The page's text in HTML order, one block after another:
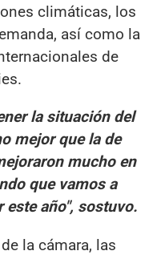
climáticas, los
así como la
de
la situación del
mejor que la de
mucho en
que vamos a
año", sostuvo.
la cámara, las